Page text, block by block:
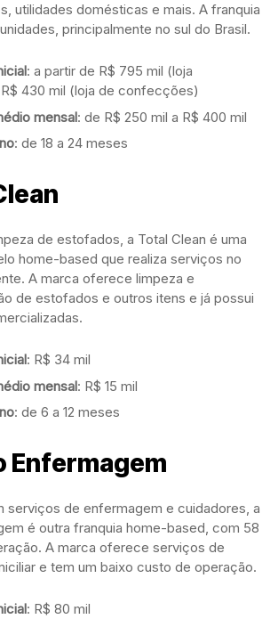
utilidades domésticas e mais. A franquia
principalmente no sul do Brasil.
: a partir de R$ 795 mil (loja
430 mil (loja de confecções)
mensal: de R$ 250 mil a R$ 400 mil
: de 18 a 24 meses
de estofados, a Total Clean é uma
home-based que realiza serviços no
A marca oferece limpeza e
de estofados e outros itens e já possui
: R$ 34 mil
mensal: R$ 15 mil
: de 6 a 12 meses
Enfermagem
serviços de enfermagem e cuidadores, a
é outra franquia home-based, com 58
A marca oferece serviços de
e tem um baixo custo de operação.
: R$ 80 mil